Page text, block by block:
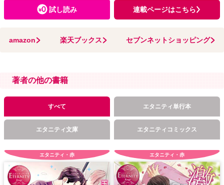
試し読み 連載ページはこちら
amazon 楽天ブックス セブンネットショッピング
著者の他の書籍
すべて エタニティ単行本
エタニティ文庫 エタニティコミックス
エタニティ・赤 エタニティ・赤